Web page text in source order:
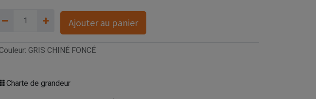
Ajouter au panier
: GRIS CHINÉ FONCÉ
Charte de grandeur